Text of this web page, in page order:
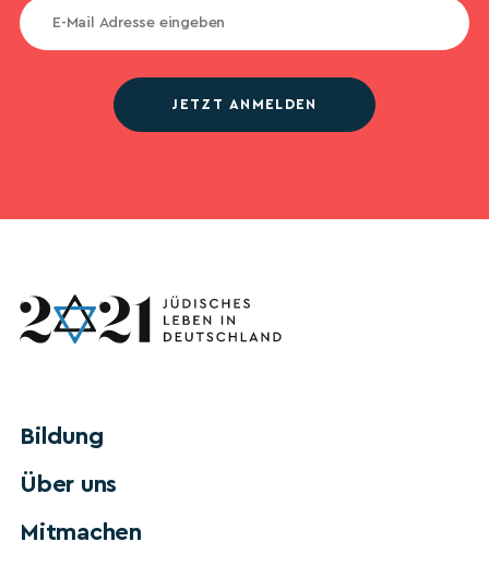
JETZT ANMELDEN
Bildung
Über uns
Mitmachen